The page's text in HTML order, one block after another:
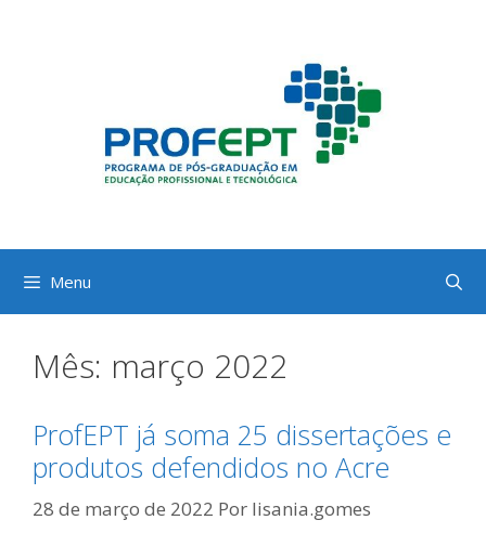
Menu
Mês: março 2022
ProfEPT já soma 25 dissertações e
produtos defendidos no Acre
28 de março de 2022 Por lisania.gomes